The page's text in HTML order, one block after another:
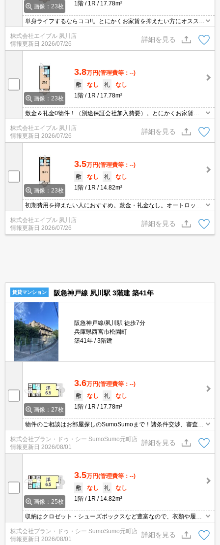
画像：23枚
1階
1R 17.78m²
単身ライフするならココ!!。とにかくお家賃を抑えたい方にオスス
メ!。とにかくお家賃を抑えたい方にオススメ!。敷金・礼金0物件で
す!。角部屋で出窓付き。ぜひお問い合わせください!。
株式会社エイブル 夙川店
情報更新日 2026/07/26
詳細を見る
画像：23枚
3.8万円(管理費等：--)
敷
なし 礼
なし
1階
1R 17.78m²
敷金＆礼金0物件！（別途保証会社加入費要）。とにかくお家賃を
抑えたい方にオススメ!。初めての一人暮らしはこのお部屋から。TV
モニターホンで安心生活を!。室内に洗濯機置場あり。エアコン1基
付き。
株式会社エイブル 夙川店
情報更新日 2026/07/26
詳細を見る
画像：23枚
3.5万円(管理費等：--)
敷
なし 礼
なし
1階
1R 14.82m²
初期費用を抑えたい人におすすめ。敷金・礼金なし。オートロック
つきマンション。エアコン1基付き。IH調理器1口付き。ケーブルテ
レビ個人契約。閑静な住宅街。留学生にもオススメです。ぜひお問
合せください。
株式会社エイブル 夙川店
情報更新日 2026/07/26
詳細を見る
賃貸マンション 阪急神戸線 夙川駅 3階建 築41年
阪急神戸線/夙川駅 徒歩7分
兵庫県西宮市松園町
築41年
3階建
画像：27枚
3.6万円(管理費等：--)
敷
なし 礼
なし
1階
1R 17.78m²
物件のご相談はお部屋探しのSumoSumoまで！諸条件交渉、審査等
自信がございます！是非一度ご相談ください♪♪
株式会社プラン・ドゥ・シー SumoSumo元町店
情報更新日 2026/08/01
詳細を見る
画像：25枚
3.5万円(管理費等：--)
敷
なし 礼
なし
1階
1R 14.82m²
収納はクロゼット・シューズボックスなど豊富なので、衣類や履き
物の整理がしやすく便利です。セキュリティ面は、TVインターホ
ン・オートロックなどを備え付けているので安心して暮らせます。
室内設備はCS・エアコンなどが揃っており、とても充実していま
株式会社プラン・ドゥ・シー SumoSumo元町店
情報更新日 2026/08/01
詳細を見る